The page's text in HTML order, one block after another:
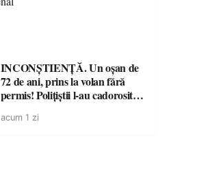
INCONȘTIENȚĂ. Un oșan de
72 de ani, prins la volan fără
permis! Polițiștii l-au cadorosit
acum 1 zi